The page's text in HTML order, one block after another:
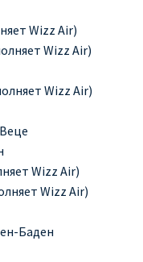
Wizz Air)
Wizz Air)
Wizz Air)
Wizz Air)
Wizz Air)
Баден